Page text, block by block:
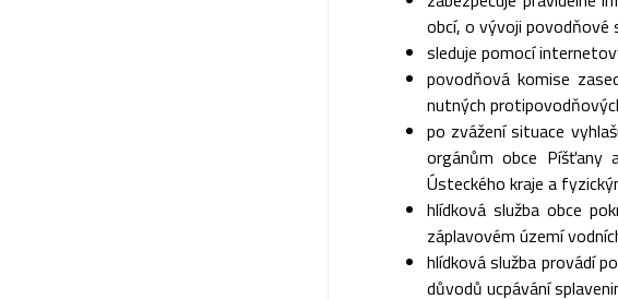
obcí, o vývoji povodňové
sleduje pomocí
povodňová komise
nutných
po zvážení situace
orgánům obce Píšťany
Ústeckého kraje a
hlídková služba obce
záplavovém území
hlídková služba provádí
důvodů ucpávání